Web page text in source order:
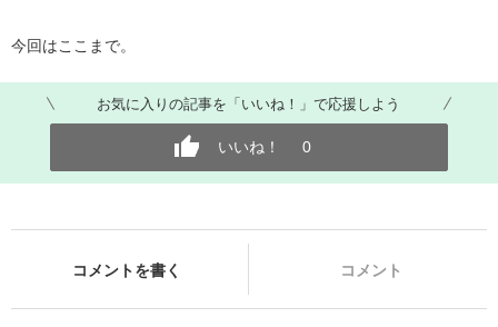
今回はここまで。
お気に入りの記事を「いいね！」で応援しよう
いいね！ 0
コメントを書く コメント